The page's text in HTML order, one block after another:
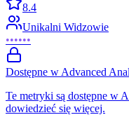
8.4
Unikalni Widzowie
••••••
Dostępne w Advanced
Te metryki są dostępne w
dowiedzieć się więcej.